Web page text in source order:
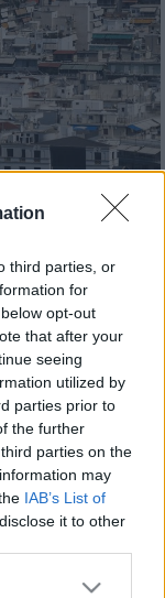
third parties, or
for
opt-out
that after your
seeing
utilized by
parties prior to
the further
parties on the
may
IAB’s List of
it to other
more Google
Google
του2023
που
μνημεία
τα